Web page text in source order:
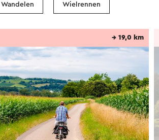
Wandelen Wielrennen
→ 19,0 km